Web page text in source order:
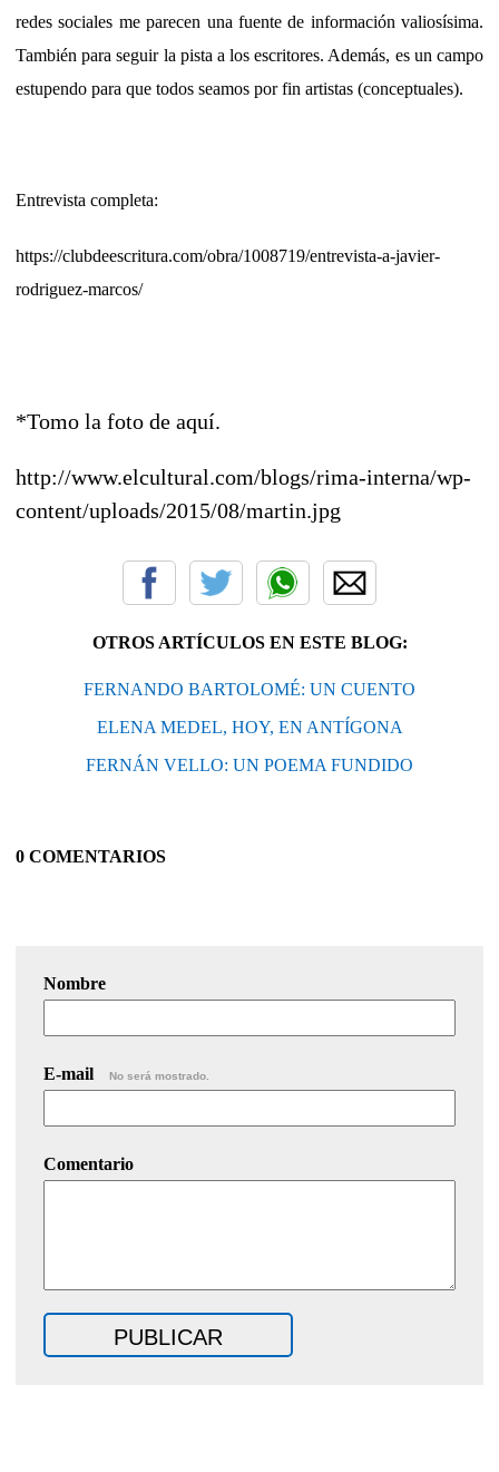
redes sociales me parecen una fuente de información valiosísima.
También para seguir la pista a los escritores. Además, es un campo
estupendo para que todos seamos por fin artistas (conceptuales).
Entrevista completa:
https://clubdeescritura.com/obra/1008719/entrevista-a-javier-
rodriguez-marcos/
*Tomo la foto de aquí.
http://www.elcultural.com/blogs/rima-interna/wp-
content/uploads/2015/08/martin.jpg
OTROS ARTÍCULOS EN ESTE BLOG:
FERNANDO BARTOLOMÉ: UN CUENTO
ELENA MEDEL, HOY, EN ANTÍGONA
FERNÁN VELLO: UN POEMA FUNDIDO
0 COMENTARIOS
Nombre
E-mail No será mostrado.
Comentario